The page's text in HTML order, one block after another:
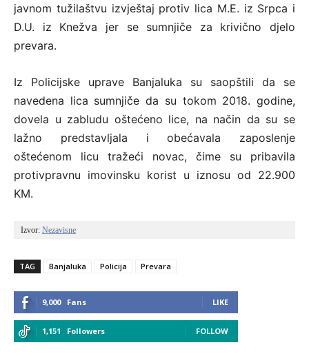
javnom tužilaštvu izvještaj protiv lica M.E. iz Srpca i
D.U. iz Knežva jer se sumnjiče za krivično djelo
prevara.
Iz Policijske uprave Banjaluka su saopštili da se
navedena lica sumnjiče da su tokom 2018. godine,
dovela u zabludu oštećeno lice, na način da su se
lažno predstavljala i obećavala zaposlenje
oštećenom licu tražeći novac, čime su pribavila
protivpravnu imovinsku korist u iznosu od 22.900
KM.
Izvor: Nezavisne
TAG Banjaluka Policija Prevara
9,000 Fans LIKE
1,151 Followers FOLLOW